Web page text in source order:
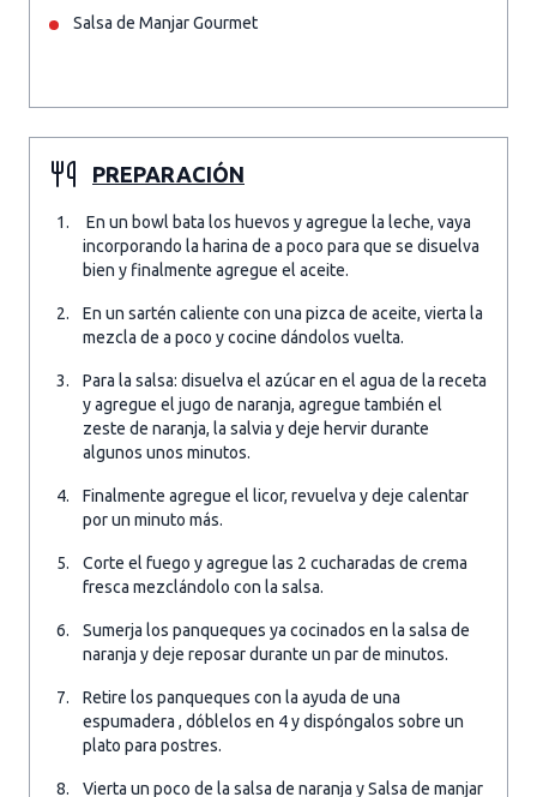
Salsa de Manjar Gourmet
PREPARACIÓN
En un bowl bata los huevos y agregue la leche, vaya
incorporando la harina de a poco para que se disuelva
bien y finalmente agregue el aceite.
En un sartén caliente con una pizca de aceite, vierta la
mezcla de a poco y cocine dándolos vuelta.
Para la salsa: disuelva el azúcar en el agua de la receta
y agregue el jugo de naranja, agregue también el
zeste de naranja, la salvia y deje hervir durante
algunos unos minutos.
Finalmente agregue el licor, revuelva y deje calentar
por un minuto más.
Corte el fuego y agregue las 2 cucharadas de crema
fresca mezclándolo con la salsa.
Sumerja los panqueques ya cocinados en la salsa de
naranja y deje reposar durante un par de minutos.
Retire los panqueques con la ayuda de una
espumadera , dóblelos en 4 y dispóngalos sobre un
plato para postres.
Vierta un poco de la salsa de naranja y Salsa de manjar